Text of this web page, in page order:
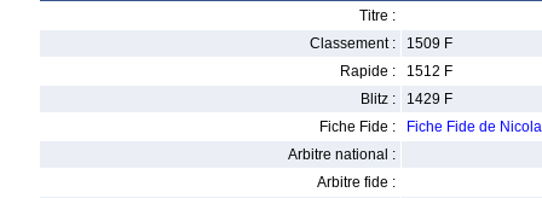
Titre :
Classement :
1509 F
Rapide :
1512 F
Blitz :
1429 F
Fiche Fide :
Fiche Fide de
Arbitre national :
Arbitre fide :